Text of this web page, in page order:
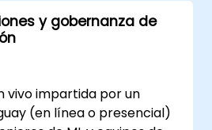
de trabajo potenciados
la productividad en
video.
y gobernanza de
vivo impartida por un
(en línea o presencial)